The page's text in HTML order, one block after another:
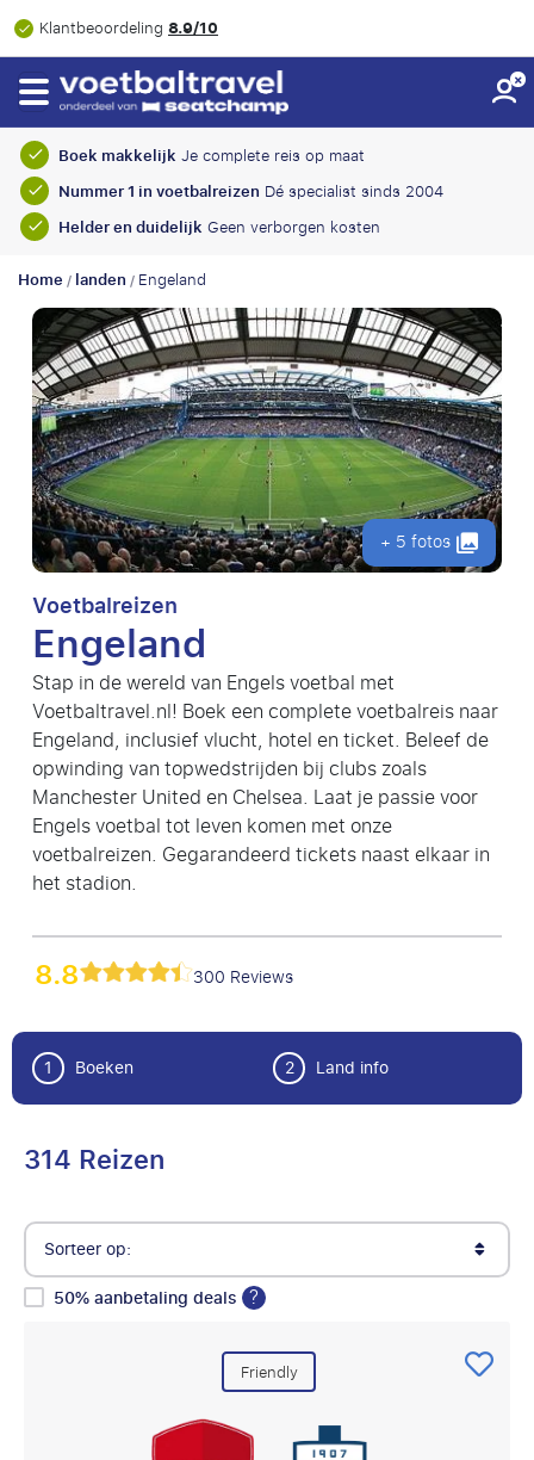
Klantbeoordeling 8.9/10
Boek makkelijk Je complete reis op maat
Nummer 1 in voetbalreizen Dé specialist sinds 2004
Helder en duidelijk Geen verborgen kosten
Home/landen/Engeland
+ 5 fotos
Voetbalreizen
Engeland
Stap in de wereld van Engels voetbal met
Voetbaltravel.nl! Boek een complete voetbalreis naar
Engeland, inclusief vlucht, hotel en ticket. Beleef de
opwinding van topwedstrijden bij clubs zoals
Manchester United en Chelsea. Laat je passie voor
Engels voetbal tot leven komen met onze
voetbalreizen. Gegarandeerd tickets naast elkaar in
het stadion.
8.8 300 Reviews
1 Boeken 2 Land info
314 Reizen
Sorteer op:
50% aanbetaling deals ?
Friendly